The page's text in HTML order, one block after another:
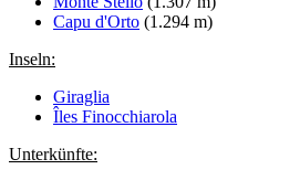
Capu d'Orto (1.294 m)
Inseln:
Giraglia
Îles Finocchiarola
Unterkünfte: